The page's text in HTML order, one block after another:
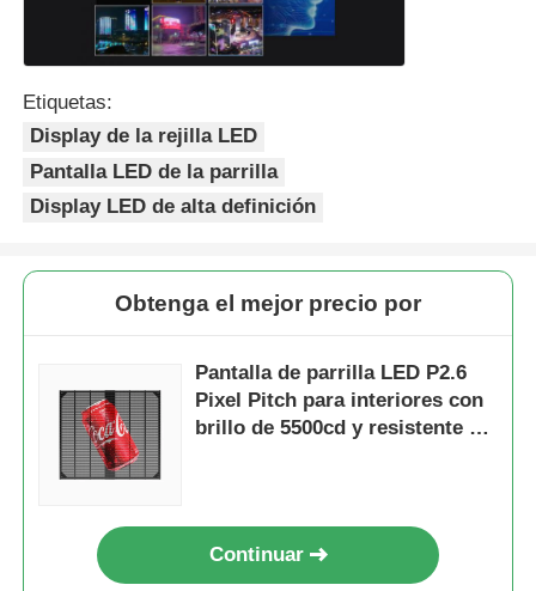
Etiquetas:
Display de la rejilla LED
Pantalla LED de la parrilla
Display LED de alta definición
Obtenga el mejor precio por
Pantalla de parrilla LED P2.6
Pixel Pitch para interiores con
brillo de 5500cd y resistente al
Continuar